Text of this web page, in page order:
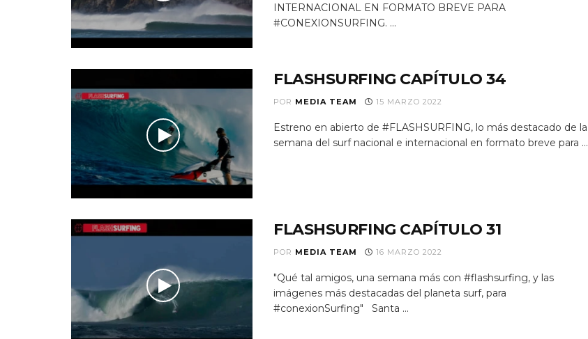
INTERNACIONAL EN FORMATO BREVE PARA
#CONEXIONSURFING. ...
FLASHSURFING CAPÍTULO 34
POR MEDIA TEAM 15 MARZO 2022
Estreno en abierto de #FLASHSURFING, lo más destacado de la
semana del surf nacional e internacional en formato breve para ...
FLASHSURFING CAPÍTULO 31
POR MEDIA TEAM 16 MARZO 2022
"Qué tal amigos, una semana más con #flashsurfing, y las
imágenes más destacadas del planeta surf, para
#conexionSurfing" Santa ...